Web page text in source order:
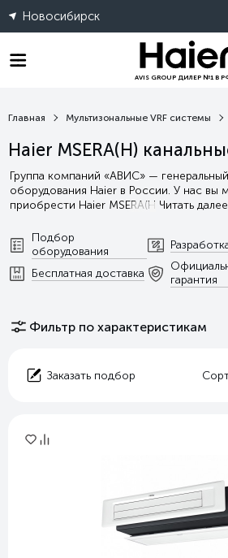
Новосибирск
AVIS GROUP ДИЛЕР №1 В
Главная Мультизональные VRF системы
Haier MSERA(H)
Группа компаний «АВИС» —
оборудования Haier в России. У нас
приобрести Haier MSERA(H Читать далее
Подбор
оборудования
Бесплатная доставка
гарантия
Фильтр по характеристикам
Заказать подбор